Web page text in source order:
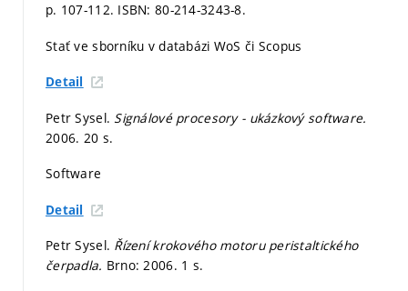
p. 107-112. ISBN: 80-214-3243-8.
Stať ve sborníku v databázi WoS či Scopus
Detail
Petr Sysel. Signálové procesory - ukázkový software.
2006. 20 s.
Software
Detail
Petr Sysel. Řízení krokového motoru peristaltického
čerpadla. Brno: 2006. 1 s.